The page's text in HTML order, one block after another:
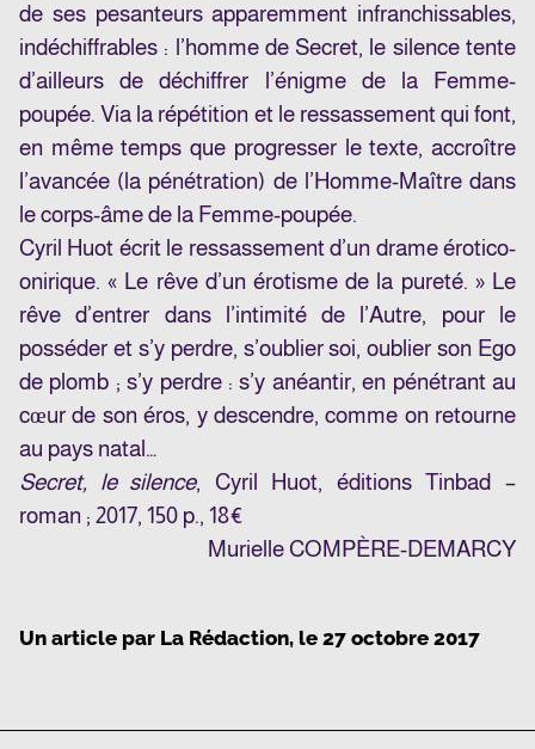
de ses pesanteurs apparemment infranchissables,
indéchiffrables : l’homme de Secret, le silence tente
d’ailleurs de déchiffrer l’énigme de la Femme-
poupée. Via la répétition et le ressassement qui font,
en même temps que progresser le texte, accroître
l’avancée (la pénétration) de l’Homme-Maître dans
le corps-âme de la Femme-poupée.
Cyril Huot écrit le ressassement d’un drame érotico-
onirique. « Le rêve d’un érotisme de la pureté. » Le
rêve d’entrer dans l’intimité de l’Autre, pour le
posséder et s’y perdre, s’oublier soi, oublier son Ego
de plomb ; s’y perdre : s’y anéantir, en pénétrant au
cœur de son éros, y descendre, comme on retourne
au pays natal…
Secret, le silence, Cyril Huot, éditions Tinbad –
roman ; 2017, 150 p., 18€
Murielle COMPÈRE-DEMARCY
Un article par La Rédaction, le 27 octobre 2017